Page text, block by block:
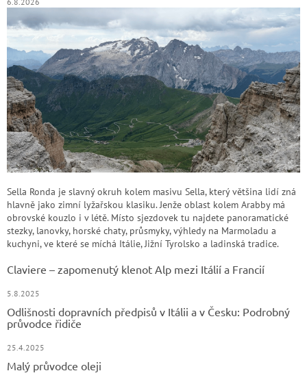
Sella Ronda je slavný okruh kolem masivu Sella, který většina lidí zná
hlavně jako zimní lyžařskou klasiku. Jenže oblast kolem Arabby má
obrovské kouzlo i v létě. Místo sjezdovek tu najdete panoramatické
stezky, lanovky, horské chaty, průsmyky, výhledy na Marmoladu a
kuchyni, ve které se míchá Itálie, Jižní Tyrolsko a ladinská tradice.
Claviere – zapomenutý klenot Alp mezi Itálií a Francií
5.8.2025
Odlišnosti dopravních předpisů v Itálii a v Česku: Podrobný
průvodce řidiče
25.4.2025
Malý průvodce oleji